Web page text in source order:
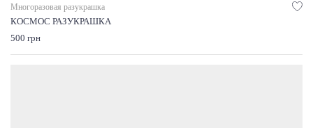
Многоразовая разукрашка
КОСМОС РАЗУКРАШКА
500 грн